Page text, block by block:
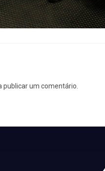
publicar um comentário.